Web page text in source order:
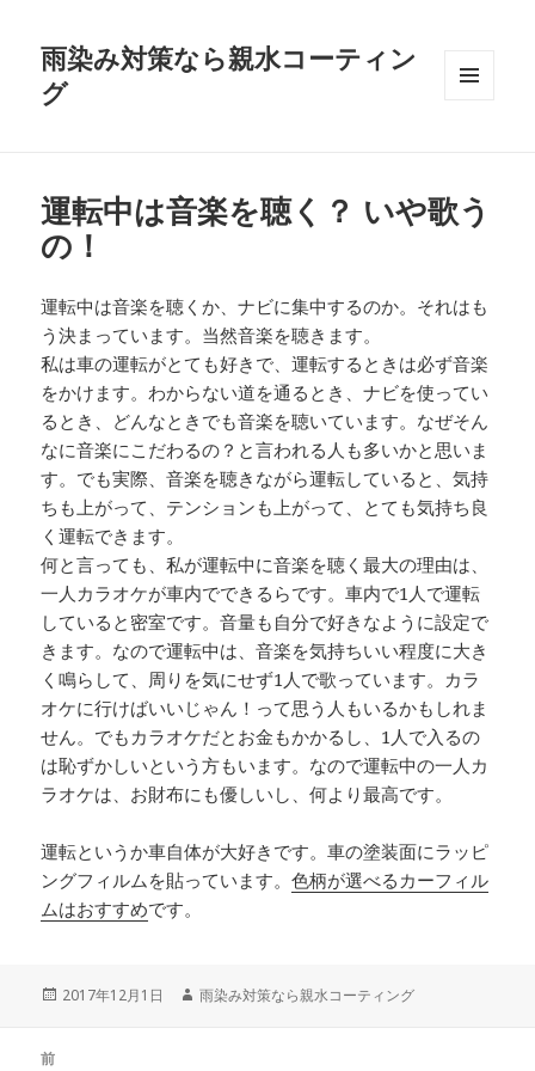
雨染み対策なら親水コーティン
グ
運転中は音楽を聴く？ いや歌う
の！
運転中は音楽を聴くか、ナビに集中するのか。それはも
う決まっています。当然音楽を聴きます。
私は車の運転がとても好きで、運転するときは必ず音楽
をかけます。わからない道を通るとき、ナビを使ってい
るとき、どんなときでも音楽を聴いています。なぜそん
なに音楽にこだわるの？と言われる人も多いかと思いま
す。でも実際、音楽を聴きながら運転していると、気持
ちも上がって、テンションも上がって、とても気持ち良
く運転できます。
何と言っても、私が運転中に音楽を聴く最大の理由は、
一人カラオケが車内でできるらです。車内で1人で運転
していると密室です。音量も自分で好きなように設定で
きます。なので運転中は、音楽を気持ちいい程度に大き
く鳴らして、周りを気にせず1人で歌っています。カラ
オケに行けばいいじゃん！って思う人もいるかもしれま
せん。でもカラオケだとお金もかかるし、1人で入るの
は恥ずかしいという方もいます。なので運転中の一人カ
ラオケは、お財布にも優しいし、何より最高です。
運転というか車自体が大好きです。車の塗装面にラッピ
ングフィルムを貼っています。色柄が選べるカーフィル
ムはおすすめです。
投
2017年12月1日
作
雨染み対策なら親水コーティング
前